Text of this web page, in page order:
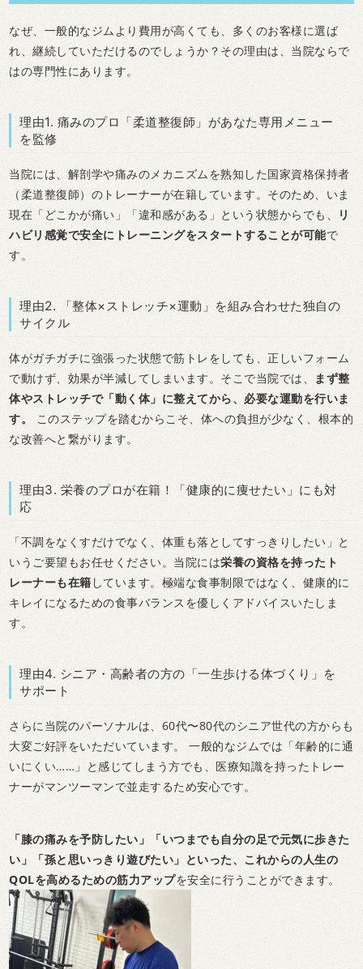
なぜ、一般的なジムより費用が高くても、多くのお客様に選ば
れ、継続していただけるのでしょうか？その理由は、当院ならで
はの専門性にあります。
理由1. 痛みのプロ「柔道整復師」があなた専用メニュー
を監修
当院には、解剖学や痛みのメカニズムを熟知した国家資格保持者
（柔道整復師）のトレーナーが在籍しています。そのため、いま
現在「どこかが痛い」「違和感がある」という状態からでも、
リ
ハビリ感覚で安全にトレーニングをスタートすることが可能で
す。
理由2. 「整体×ストレッチ×運動」を組み合わせた独自の
サイクル
体がガチガチに強張った状態で筋トレをしても、正しいフォーム
で動けず、効果が半減してしまいます。そこで当院では、 まず整
体やストレッチで「動く体」に整えてから、必要な運動を行いま
す。
このステップを踏むからこそ、体への負担が少なく、根本的
な改善へと繋がります。
理由3. 栄養のプロが在籍！「健康的に痩せたい」にも対
応
「不調をなくすだけでなく、体重も落としてすっきりしたい」と
いうご要望もお任せください。当院には栄養の資格を持ったト
レーナーも在籍 しています。極端な食事制限ではなく、健康的に
キレイになるための食事バランスを優しくアドバイスいたしま
す。
理由4. シニア・高齢者の方の「一生歩ける体づくり」を
サポート
さらに当院のパーソナルは、60代〜80代のシニア世代の方からも
大変ご好評をいただいています。 一般的なジムでは「年齢的に通
いにくい……」と感じてしまう方でも、医療知識を持ったトレー
ナーがマンツーマンで並走するため安心です。
「膝の痛みを予防したい」「いつまでも自分の足で元気に歩きた
い」「孫と思いっきり遊びたい」といった、これからの人生の
QOLを高めるための筋力アップを安全に行うことができます。